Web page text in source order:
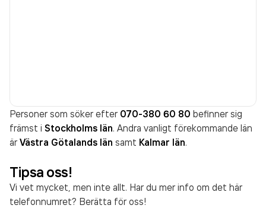
Personer som söker efter 070-380 60 80 befinner sig
främst i Stockholms län. Andra vanligt förekommande län
är Västra Götalands län samt Kalmar län.
Tipsa oss!
Vi vet mycket, men inte allt. Har du mer info om det här
telefonnumret? Berätta för oss!